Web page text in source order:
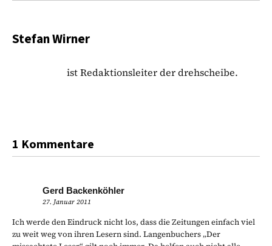
Stefan Wirner
ist Redaktionsleiter der drehscheibe.
1 Kommentare
Gerd Backenköhler
27. Januar 2011
Ich werde den Eindruck nicht los, dass die Zeitungen einfach viel
zu weit weg von ihren Lesern sind. Langenbuchers „Der